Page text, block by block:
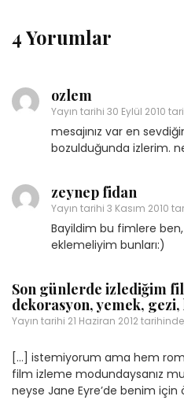
4 Yorumlar
ozlem
Yayın tarihi 30 Eylül 2010
mesajınız var en
bozulduğunda izlerim.
zeynep fidan
Yayın tarihi 3 Kasım 2010
Bayildim bu fimlere
eklemeliyim bunları:)
Son günlerde izlediğim
dekorasyon, yemek,
Yayın tarihi 21 Haziran 2012
[…] istemiyorum ama hem
film izleme modundaysanız
neyse Jane Eyre’de benim için